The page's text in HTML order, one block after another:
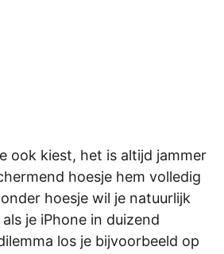
ook kiest, het is altijd jammer
hoesje hem volledig
hoesje wil je natuurlijk
je iPhone in duizend
los je bijvoorbeeld op